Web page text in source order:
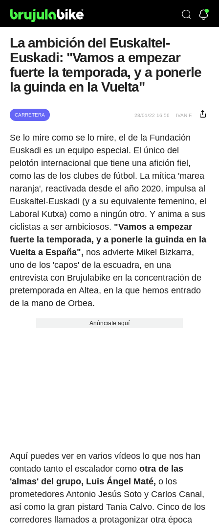
La ambición del Euskaltel-
Euskadi: "Vamos a empezar
fuerte la temporada, y a ponerle
la guinda en la Vuelta"
CARRETERA 28/01/22 16:56 IVAN F.
Se lo mire como se lo mire, el de la Fundación
Euskadi es un equipo especial. El único del
pelotón internacional que tiene una afición fiel,
como las de los clubes de fútbol. La mítica 'marea
naranja', reactivada desde el año 2020, impulsa al
Euskaltel-Euskadi (y a su equivalente femenino, el
Laboral Kutxa) como a ningún otro. Y anima a sus
ciclistas a ser ambiciosos. "Vamos a empezar
fuerte la temporada, y a ponerle la guinda en la
Vuelta a España", nos advierte Mikel Bizkarra,
uno de los 'capos' de la escuadra, en una
entrevista con Brujulabike en la concentración de
pretemporada en Altea, en la que hemos entrado
de la mano de Orbea.
Anúnciate aquí
Aquí puedes ver en varios vídeos lo que nos han
contado tanto el escalador como otra de las
'almas' del grupo, Luis Ángel Maté, o los
prometedores Antonio Jesús Soto y Carlos Canal,
así como la gran pistard Tania Calvo. Cinco de los
corredores llamados a protagonizar otra época